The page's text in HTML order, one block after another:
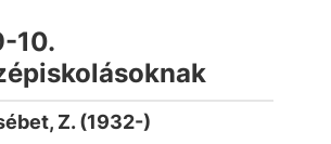
10.
Z. (1932-)